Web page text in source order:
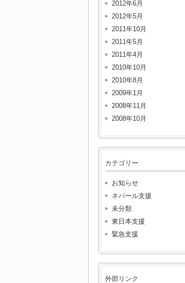
2012年6月
2012年5月
2011年10月
2011年5月
2011年4月
2010年10月
2010年8月
2009年1月
2008年11月
2008年10月
カテゴリー
お知らせ
ネパール支援
未分類
東日本支援
緊急支援
外部リンク